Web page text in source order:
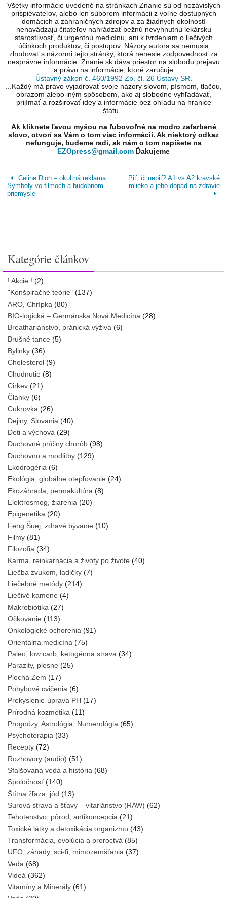
Všetky informácie uvedené na stránkach Znanie sú od nezávislých
prispievateľov, alebo len súborom informácii z voľne dostupných
domácich a zahraničných zdrojov a za žiadnych okolností
nenavádzajú čitateľov nahrádzať bežnú nevyhnutnú lekársku
starostlivosť, či urgentnú medicínu, ani k tvrdeniam o liečivých
účinkoch produktov, či postupov. Názory autora sa nemusia
zhodovať s názormi tejto stránky, ktorá nenesie zodpovednosť za
nesprávne informácie. Znanie.sk dáva priestor na slobodu prejavu
a právo na informácie, ktoré zaručuje
Ústavný zákon č. 460/1992 Zb. čl. 26 Ústavy SR
...Každý má právo vyjadrovať svoje názory slovom, písmom, tlačou,
obrazom alebo iným spôsobom, ako aj slobodne vyhľadávať,
prijímať a rozširovať idey a informácie bez ohľadu na hranice
štátu...
Ak kliknete ľavou myšou na ľubovoľné na modro zafarbené
slovo, otvorí sa Vám o tom viac informácií. Ak niektorý odkaz
nefunguje, budeme radi, ak nám o tom napíšete na
EZOpress@gmail.com Ďakujeme
Celine Dion – okultná reklama.
Symboly vo filmoch a hudobnom
priemysle
Piť, či nepiť? A1 vs A2 kravské
mlieko a jeho dopad na zdravie
Kategórie článkov
! Akcie ! (2)
"Konšpiračné teórie" (137)
ARO, Chrípka (80)
BIO-logická – Germánska Nová Medicína (28)
Breathariánstvo, pránická výživa (6)
Brušné tance (5)
Bylinky (36)
Cholesterol (9)
Chudnutie (8)
Cirkev (21)
Články (6)
Cukrovka (26)
Dejiny, Slovania (40)
Deti a výchova (29)
Duchovné príčiny chorôb (98)
Duchovno a modlitby (129)
Ekodrogéria (6)
Ekológia, globálne otepľovanie (24)
Ekozáhrada, permakultúra (8)
Elektrosmog, žiarenia (20)
Epigenetika (20)
Feng Šuej, zdravé bývanie (10)
Filmy (81)
Filozofia (34)
Karma, reinkarnácia a životy po živote (40)
Liečba zvukom, ladičky (7)
Liečebné metódy (214)
Liečivé kamene (4)
Makrobiotika (27)
Očkovanie (113)
Onkologické ochorenia (91)
Orientálna medicína (75)
Paleo, low carb, ketogénna strava (34)
Parazity, plesne (25)
Plochá Zem (17)
Pohybové cvičenia (6)
Prekyslenie-úprava PH (17)
Prírodná kozmetika (11)
Prognózy, Astrológia, Numerológia (65)
Psychoterapia (33)
Recepty (72)
Rozhovory (audio) (51)
Sfalšovaná veda a história (68)
Spoločnosť(140)
Štítna žľaza, jód (13)
Surová strava a šťavy – vitariánstvo (RAW) (62)
Tehotenstvo, pôrod, antikoncepcia (21)
Toxické látky a detoxikácia organizmu (43)
Transformácia, evolúcia a proroctvá (85)
UFO, záhady, sci-fi, mimozemšťania (37)
Veda (68)
Videá (362)
Vitamíny a Minerály (61)